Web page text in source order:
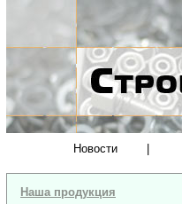
Новости
Наша продукция